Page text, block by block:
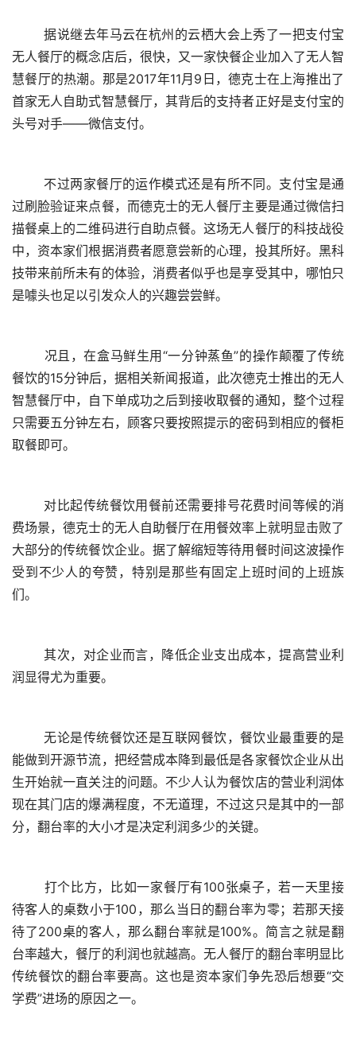
	据说继去年马云在杭州的云栖大会上秀了一把支付宝
无人餐厅的概念店后，很快，又一家快餐企业加入了无人智
慧餐厅的热潮。那是2017年11月9日，德克士在上海推出了
首家无人自助式智慧餐厅，其背后的支持者正好是支付宝的
头号对手——微信支付。
过刷脸验证来点餐，而德克士的无人餐厅主要是通过微信扫
描餐桌上的二维码进行自助点餐。这场无人餐厅的科技战役
中，资本家们根据消费者愿意尝新的心理，投其所好。黑科
技带来前所未有的体验，消费者似乎也是享受其中，哪怕只
是噱头也足以引发众人的兴趣尝尝鲜。
餐饮的15分钟后，据相关新闻报道，此次德克士推出的无人
智慧餐厅中，自下单成功之后到接收取餐的通知，整个过程
只需要五分钟左右，顾客只要按照提示的密码到相应的餐柜
取餐即可。
费场景，德克士的无人自助餐厅在用餐效率上就明显击败了
大部分的传统餐饮企业。据了解缩短等待用餐时间这波操作
受到不少人的夸赞，特别是那些有固定上班时间的上班族
们。
	其次，对企业而言，降低企业支出成本，提高营业利
润显得尤为重要。
	无论是传统餐饮还是互联网餐饮，餐饮业最重要的是
能做到开源节流，把经营成本降到最低是各家餐饮企业从出
生开始就一直关注的问题。不少人认为餐饮店的营业利润体
现在其门店的爆满程度，不无道理，不过这只是其中的一部
分，翻台率的大小才是决定利润多少的关键。
待客人的桌数小于100，那么当日的翻台率为零；若那天接
待了200桌的客人，那么翻台率就是100%。简言之就是翻
台率越大，餐厅的利润也就越高。无人餐厅的翻台率明显比
传统餐饮的翻台率要高。这也是资本家们争先恐后想要“交
学费”进场的原因之一。